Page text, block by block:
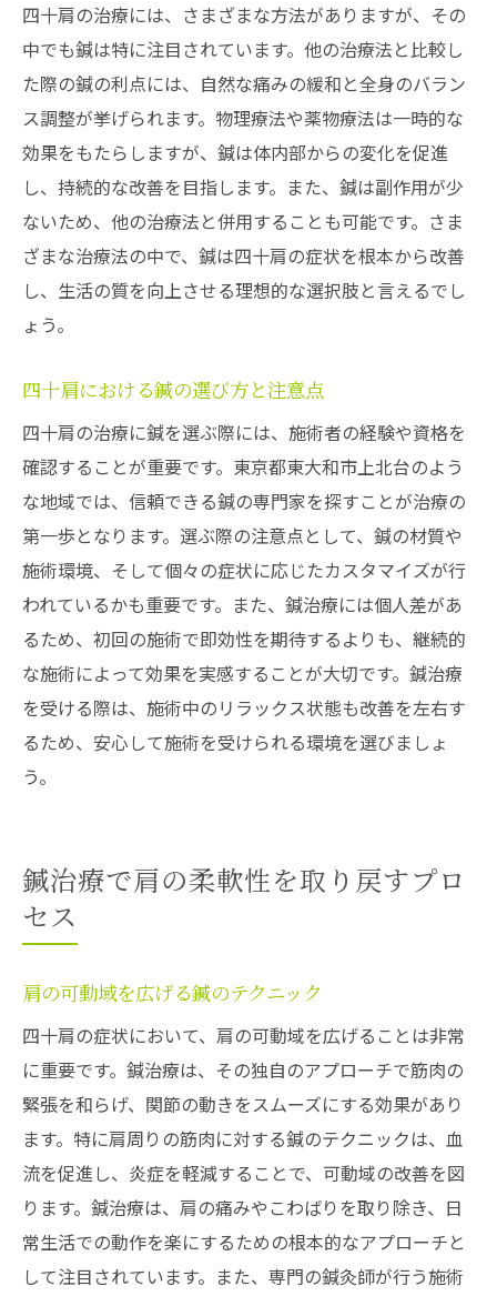
四十肩の治療には、さまざまな方法がありますが、その
中でも鍼は特に注目されています。他の治療法と比較し
た際の鍼の利点には、自然な痛みの緩和と全身のバラン
ス調整が挙げられます。物理療法や薬物療法は一時的な
効果をもたらしますが、鍼は体内部からの変化を促進
し、持続的な改善を目指します。また、鍼は副作用が少
ないため、他の治療法と併用することも可能です。さま
ざまな治療法の中で、鍼は四十肩の症状を根本から改善
し、生活の質を向上させる理想的な選択肢と言えるでし
ょう。
四十肩における鍼の選び方と注意点
四十肩の治療に鍼を選ぶ際には、施術者の経験や資格を
確認することが重要です。東京都東大和市上北台のよう
な地域では、信頼できる鍼の専門家を探すことが治療の
第一歩となります。選ぶ際の注意点として、鍼の材質や
施術環境、そして個々の症状に応じたカスタマイズが行
われているかも重要です。また、鍼治療には個人差があ
るため、初回の施術で即効性を期待するよりも、継続的
な施術によって効果を実感することが大切です。鍼治療
を受ける際は、施術中のリラックス状態も改善を左右す
るため、安心して施術を受けられる環境を選びましょ
う。
鍼治療で肩の柔軟性を取り戻すプロ
セス
肩の可動域を広げる鍼のテクニック
四十肩の症状において、肩の可動域を広げることは非常
に重要です。鍼治療は、その独自のアプローチで筋肉の
緊張を和らげ、関節の動きをスムーズにする効果があり
ます。特に肩周りの筋肉に対する鍼のテクニックは、血
流を促進し、炎症を軽減することで、可動域の改善を図
ります。鍼治療は、肩の痛みやこわばりを取り除き、日
常生活での動作を楽にするための根本的なアプローチと
して注目されています。また、専門の鍼灸師が行う施術